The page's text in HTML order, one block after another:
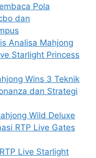
Pola
dan
Analisa Mahjong
Starlight Princess
Wins 3 Teknik
dan Strategi
Wild Deluxe
RTP Live Gates
Live Starlight